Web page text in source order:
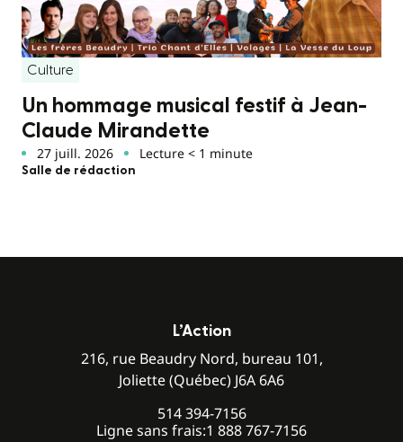
Culture
Un hommage musical festif à Jean-
Claude Mirandette
27 juill. 2026 Lecture < 1 minute
Salle de rédaction
L’Action
216, rue Beaudry Nord, bureau 101,
Joliette (Québec) J6A 6A6
514 394-7156
Ligne sans frais:1 888 767-7156